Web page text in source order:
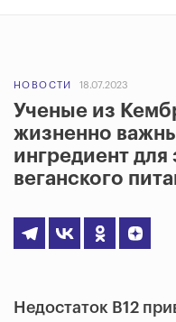
НОВОСТИ 18.07.2023
Ученые из
жизненно
ингредиент для
веганского
Недостаток B12